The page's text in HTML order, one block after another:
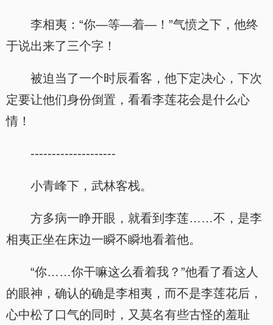
李相夷：“你—等—着—！”气愤之下，他终
于说出来了三个字！
被迫当了一个时辰看客，他下定决心，下次
定要让他们身份倒置，看看李莲花会是什么心
情！
--------------------
小青峰下，武林客栈。
方多病一睁开眼，就看到李莲……不，是李
相夷正坐在床边一瞬不瞬地看着他。
“你……你干嘛这么看着我？”他看了看这人
的眼神，确认的确是李相夷，而不是李莲花后，
心中松了口气的同时，又莫名有些古怪的羞耻